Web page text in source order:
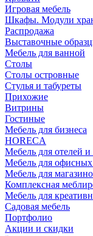
Игровая мебель
Шкафы. Модули
Распродажа
Выставочные
Мебель для ванной
Столы
Столы островные
Стулья и табуреты
Прихожие
Витрины
Гостиные
Мебель для бизнеса
HORECA
Мебель для отелей и
Мебель для офисных
Мебель для
Комплексная
Мебель для
Садовая мебель
Портфолио
Акции и скидки